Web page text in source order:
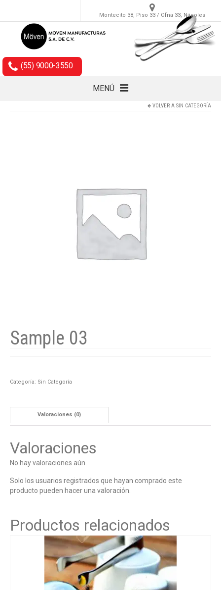
Montecito 38, Piso 33 / Ofna 33, Nápoles
(55) 9000-3550
MENÚ
VOLVER A SIN CATEGORÍA
Sample 03
Categoría: Sin Categoría
Valoraciones (0)
Valoraciones
No hay valoraciones aún.
Solo los usuarios registrados que hayan comprado este
producto pueden hacer una valoración.
Productos relacionados